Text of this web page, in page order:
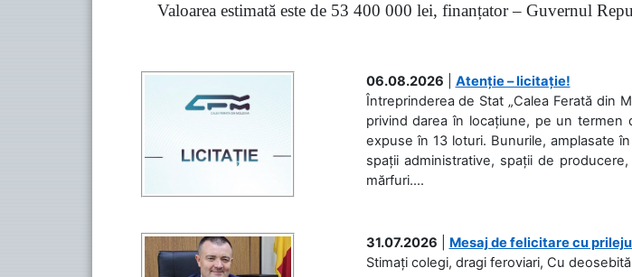
Valoarea estimată este de 53 400 000 lei, finanțator – Guvernul
06.08.2026
Atenție – licitație!
Întreprinderea de Stat „Calea Ferată din
privind darea în locațiune, pe un
expuse în 13 loturi. Bunurile, amplasate
spații administrative, spații de
mărfuri....
31.07.2026
Mesaj de felicitare cu
Stimați colegi, dragi feroviari, Cu